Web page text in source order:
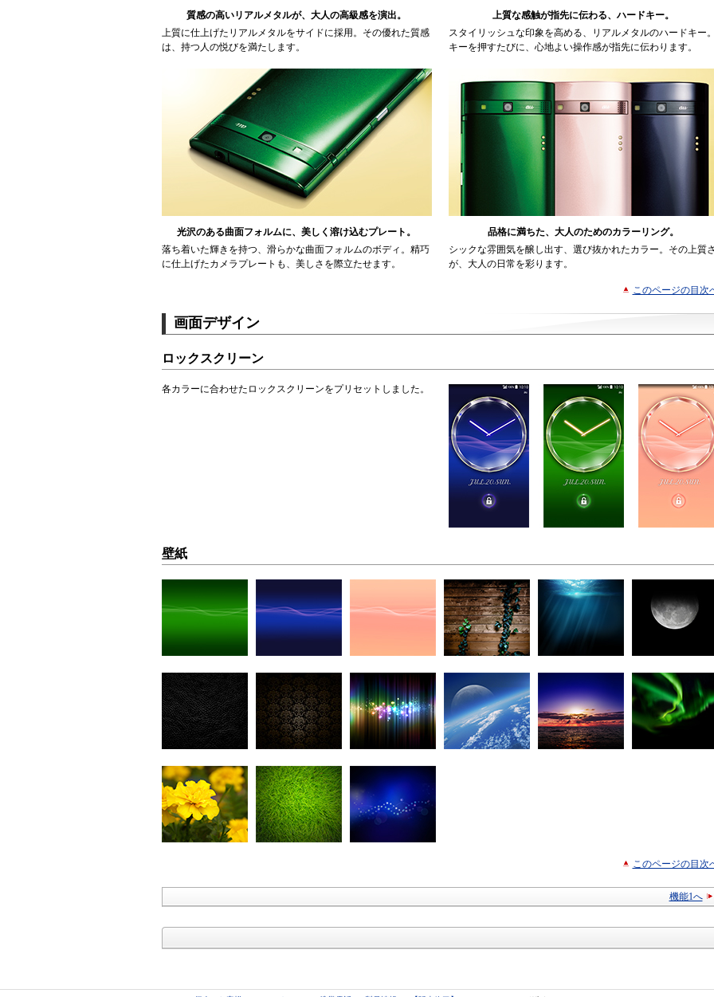
質感の高いリアルメタルが、大人の高級感を演出。
上質に仕上げたリアルメタルをサイドに採用。その優れた質感
は、持つ人の悦びを満たします。
上質な感触が指先に伝わる、ハードキー。
スタイリッシュな印象を高める、リアルメタルのハードキー
キーを押すたびに、心地よい操作感が指先に伝わります。
光沢のある曲面フォルムに、美しく溶け込むプレート。
落ち着いた輝きを持つ、滑らかな曲面フォルムのボディ。精巧
に仕上げたカメラプレートも、美しさを際立たせます。
品格に満ちた、大人のためのカラーリング。
シックな雰囲気を醸し出す、選び抜かれたカラー。その上質
が、大人の日常を彩ります。
このページの目次
画面デザイン
ロックスクリーン
各カラーに合わせたロックスクリーンをプリセットしました。
壁紙
このページの目次
機能1へ